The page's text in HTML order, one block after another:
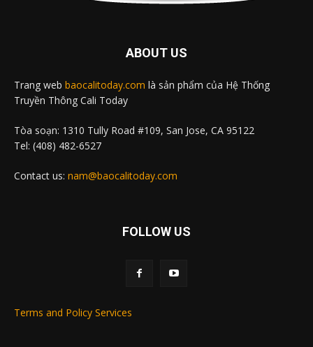
ABOUT US
Trang web baocalitoday.com là sản phẩm của Hệ Thống
Truyền Thông Cali Today
Tòa soạn: 1310 Tully Road #109, San Jose, CA 95122
Tel: (408) 482-6527
Contact us: nam@baocalitoday.com
FOLLOW US
Terms and Policy Services